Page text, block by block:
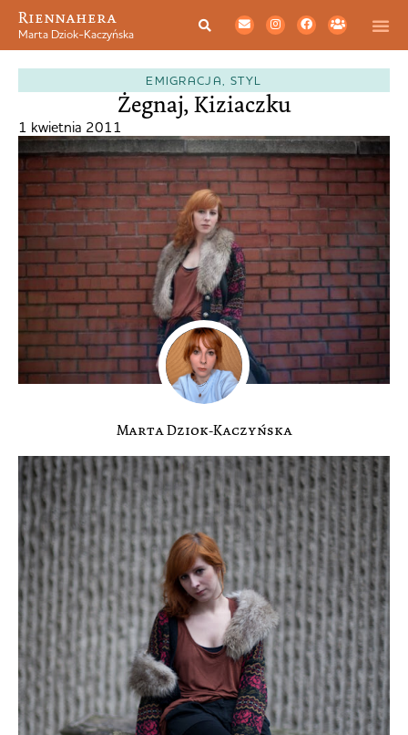
Riennahera
Marta Dziok-Kaczyńska
EMIGRACJA STYL
Żegnaj, Kiziaczku
1 kwietnia 2011
Marta Dziok-Kaczyńska